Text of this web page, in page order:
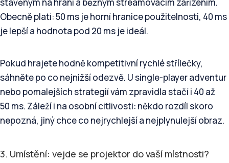
Obecně platí: 50 ms je horní hranice použitelnosti, 40 ms
je lepší a hodnota pod 20 ms je ideál.
Pokud hrajete hodně kompetitivní rychlé střílečky,
sáhněte po co nejnižší odezvě. U single-player adventur
nebo pomalejších strategií vám zpravidla stačí i 40 až
50 ms. Záleží i na osobní citlivosti: někdo rozdíl skoro
nepozná, jiný chce co nejrychlejší a nejplynulejší obraz.
3. Umístění: vejde se projektor do vaší místnosti?